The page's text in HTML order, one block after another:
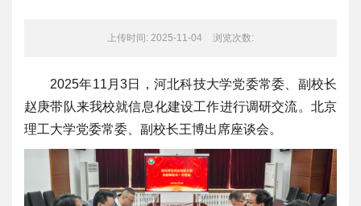
上传时间: 2025-11-04 浏览次数:
2025年11月3日，河北科技大学党委常委、副校长
赵庚带队来我校就信息化建设工作进行调研交流。北京
理工大学党委常委、副校长王博出席座谈会。